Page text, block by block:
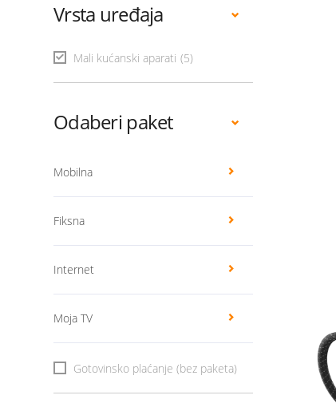
Vrsta uređaja
Mali kućanski aparati (5)
Odaberi paket
Mobilna
Fiksna
Internet
Moja TV
Gotovinsko plaćanje (bez paketa)